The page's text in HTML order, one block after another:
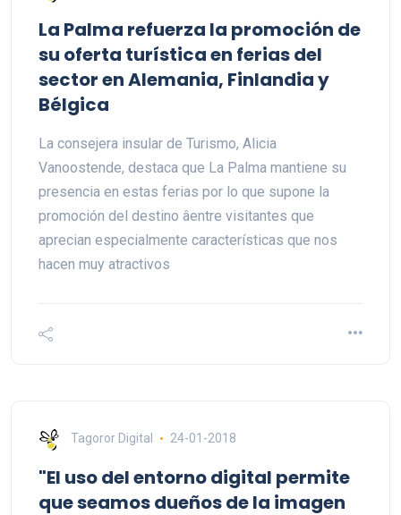
La Palma refuerza la promoción de
su oferta turística en ferias del
sector en Alemania, Finlandia y
Bélgica
La consejera insular de Turismo, Alicia
Vanoostende, destaca que La Palma mantiene su
presencia en estas ferias por lo que supone la
promoción del destino âentre visitantes que
aprecian especialmente características que nos
hacen muy atractivos
Tagoror Digital 24-01-2018
"El uso del entorno digital permite
que seamos dueños de la imagen